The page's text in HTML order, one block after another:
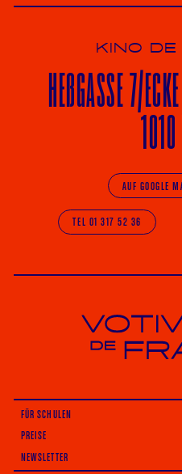
KINO DE
HEßGASSE 7/ECKE
AUF GOOGLE
TEL 01 317 52 36
Votiv Kino und Kino
FÜR SCHULEN
PREISE
NEWSLETTER